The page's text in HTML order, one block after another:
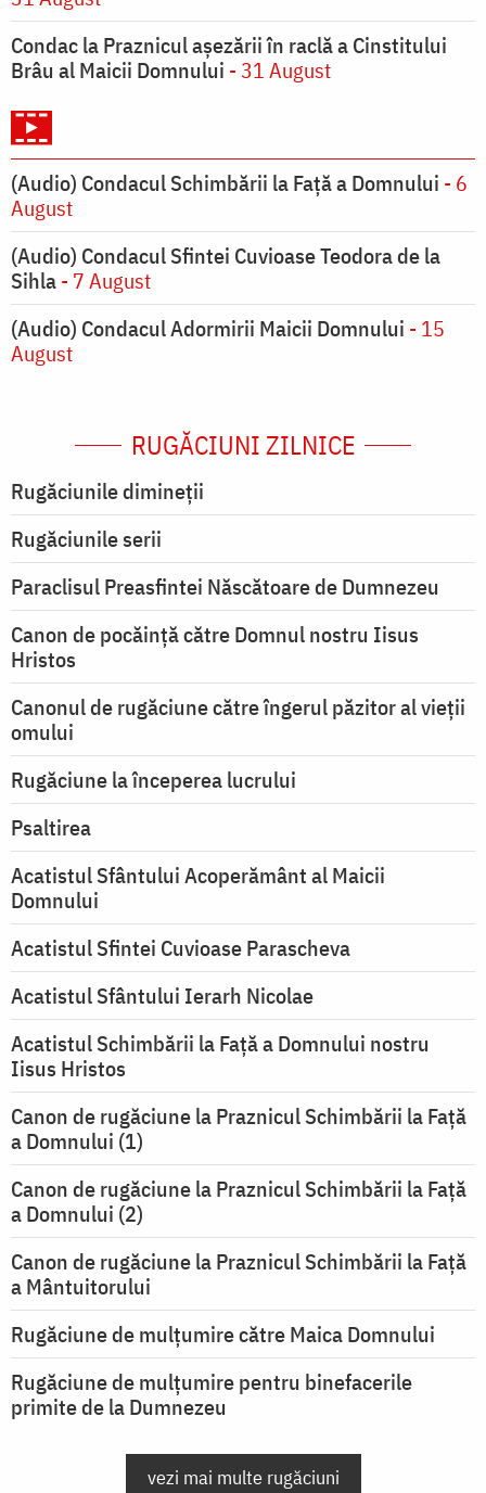
Condac la Praznicul aşezării în raclă a Cinstitului
Brâu al Maicii Domnului - 31 August
(Audio) Condacul Schimbării la Față a Domnului - 6
August
(Audio) Condacul Sfintei Cuvioase Teodora de la
Sihla- 7 August
(Audio) Condacul Adormirii Maicii Domnului - 15
August
RUGĂCIUNI ZILNICE
Rugăciunile dimineții
Rugăciunile serii
Paraclisul Preasfintei Născătoare de Dumnezeu
Canon de pocăință către Domnul nostru Iisus
Hristos
Canonul de rugăciune către îngerul păzitor al vieții
omului
Rugăciune la începerea lucrului
Psaltirea
Acatistul Sfântului Acoperământ al Maicii
Domnului
Acatistul Sfintei Cuvioase Parascheva
Acatistul Sfântului Ierarh Nicolae
Acatistul Schimbării la Faţă a Domnului nostru
Iisus Hristos
Canon de rugăciune la Praznicul Schimbării la Faţă
a Domnului (1)
Canon de rugăciune la Praznicul Schimbării la Faţă
a Domnului (2)
Canon de rugăciune la Praznicul Schimbării la Față
a Mântuitorului
Rugăciune de mulţumire către Maica Domnului
Rugăciune de mulțumire pentru binefacerile
primite de la Dumnezeu
vezi mai multe rugăciuni